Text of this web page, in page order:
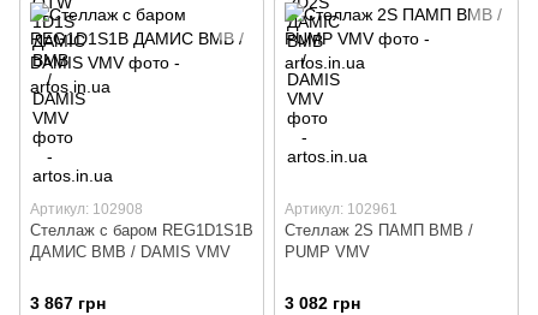
Артикул: 102908
Стеллаж с баром REG1D1S1B
ДАМИС ВМВ / DAMIS VMV
3 867 грн
Артикул: 102961
Стеллаж 2S ПАМП ВМВ /
PUMP VMV
3 082 грн